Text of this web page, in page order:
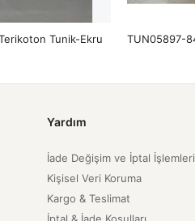
Tunik-Ekru
Yardım
İade Değişim ve İptal İşlemleri
Kişisel Veri Koruma
Kargo & Teslimat